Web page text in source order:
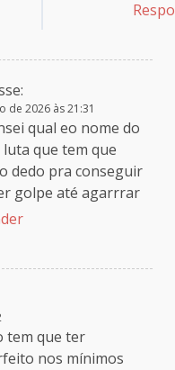
de 2026 às 21:31
qual eo nome do
que tem que
dedo pra conseguir
golpe até agarrrar
tem que ter
nos mínimos